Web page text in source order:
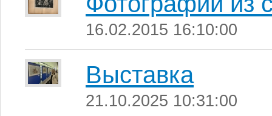
16.02.2015 16:10:00
Выставка
21.10.2025 10:31:00